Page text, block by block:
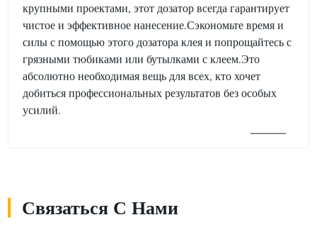
крупными проектами, этот дозатор всегда гарантирует
чистое и эффективное нанесение.Сэкономьте время и
силы с помощью этого дозатора клея и попрощайтесь с
грязными тюбиками или бутылками с клеем.Это
абсолютно необходимая вещь для всех, кто хочет
добиться профессиональных результатов без особых
усилий.
Связаться С Нами